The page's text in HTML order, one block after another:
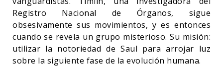
Registro Nacional de Órganos, sigue
obsesivamente sus movimientos, y es entonces
cuando se revela un grupo misterioso. Su misión:
utilizar la notoriedad de Saul para arrojar luz
sobre la siguiente fase de la evolución humana.